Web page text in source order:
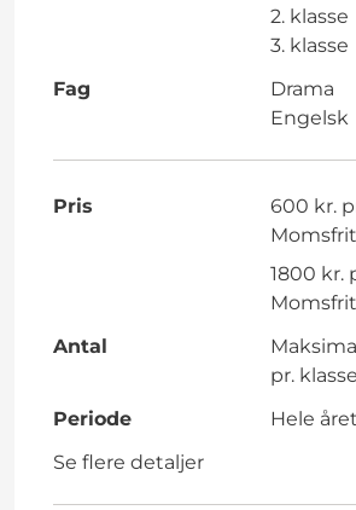
2. klasse
3. klasse
Fag
Drama
Engelsk
Pris
600 kr.
Momsfrit
1800 kr.
Momsfrit
Antal
pr. klasse
Periode
Hele året
Se flere detaljer